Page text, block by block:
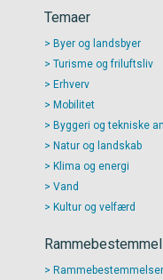
Temaer
Byer og landsbyer
Turisme og friluftsliv
Erhverv
Mobilitet
Byggeri og tekniske
Natur og landskab
Klima og energi
Vand
Kultur og velfærd
Rammebestemmelser